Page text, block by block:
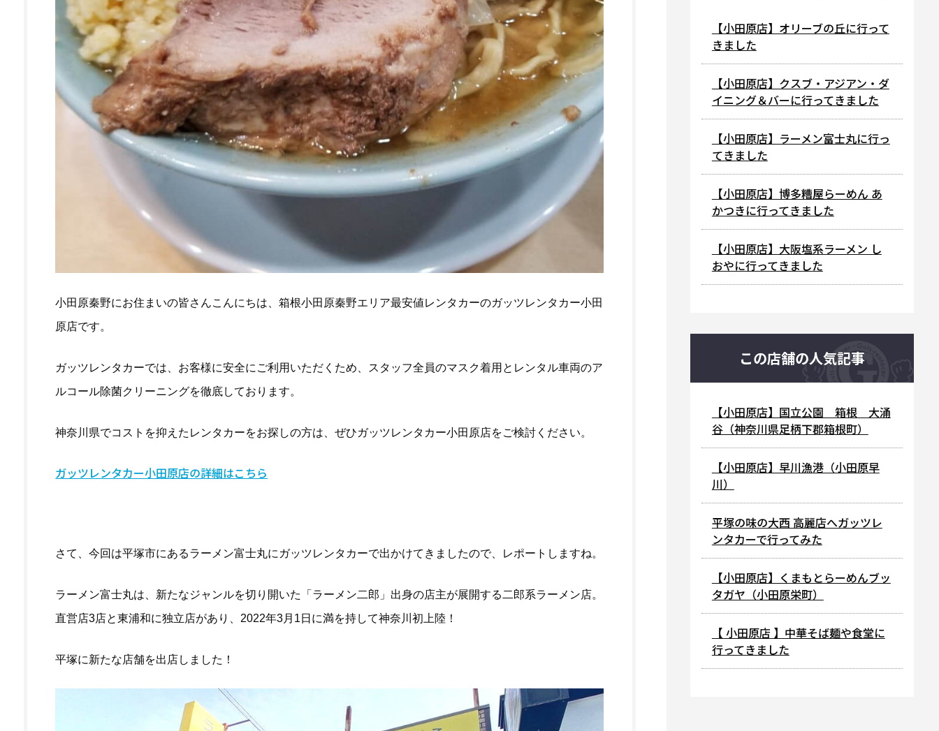
小田原秦野にお住まいの皆さんこんにちは、箱根小田原秦野エリア最安値レンタカーのガッツレンタカー小田
原店です。
ガッツレンタカーでは、お客様に安全にご利用いただくため、スタッフ全員のマスク着用とレンタル車両のア
ルコール除菌クリーニングを徹底しております。
神奈川県でコストを抑えたレンタカーをお探しの方は、ぜひガッツレンタカー小田原店をご検討ください。
ガッツレンタカー小田原店の詳細はこちら
さて、今回は平塚市にあるラーメン富士丸にガッツレンタカーで出かけてきましたので、レポートしますね。
ラーメン富士丸は、新たなジャンルを切り開いた「ラーメン二郎」出身の店主が展開する二郎系ラーメン店。
直営店3店と東浦和に独立店があり、2022年3月1日に満を持して神奈川初上陸！
平塚に新たな店舗を出店しました！
【小田原店】オリーブの丘に行って
きました
【小田原店】クスブ・アジアン・ダ
イニング＆バーに行ってきました
【小田原店】ラーメン富士丸に行っ
てきました
【小田原店】博多糟屋らーめん あ
かつきに行ってきました
【小田原店】大阪塩系ラーメン し
おやに行ってきました
この店舗の人気記事
【小田原店】国立公園 箱根 大涌
谷（神奈川県足柄下郡箱根町）
【小田原店】早川漁港（小田原早
川）
平塚の味の大西 高麗店へガッツレ
ンタカーで行ってみた
【小田原店】くまもとらーめんブッ
タガヤ（小田原栄町）
【 小田原店 】中華そば麺や食堂に
行ってきました